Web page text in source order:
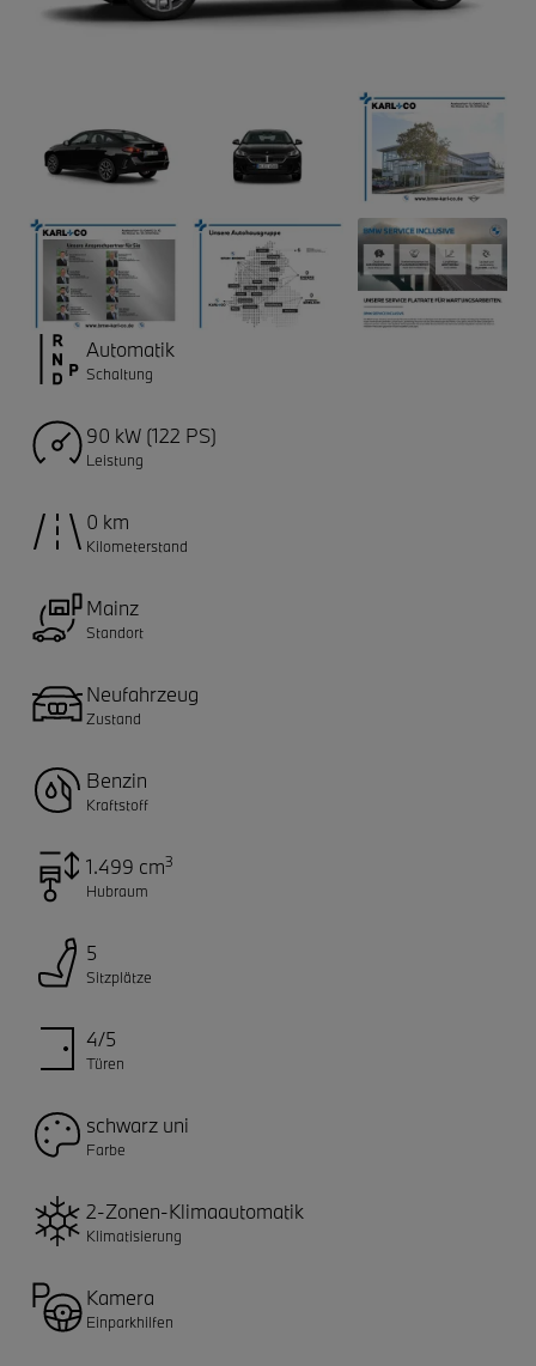
Automatik
Schaltung
90 kW (122 PS)
Leistung
0 km
Kilometerstand
Mainz
Standort
Neufahrzeug
Zustand
Benzin
Kraftstoff
1.499 cm3
Hubraum
5
Sitzplätze
4/5
Türen
schwarz uni
Farbe
2-Zonen-Klimaautomatik
Klimatisierung
Kamera
Einparkhilfen